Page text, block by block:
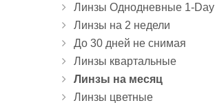
Линзы Однодневные 1-Day
Линзы на 2 недели
До 30 дней не снимая
Линзы квартальные
Линзы на месяц
Линзы цветные